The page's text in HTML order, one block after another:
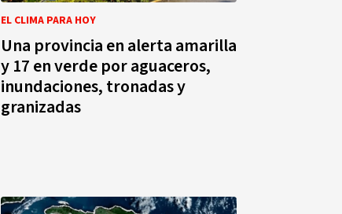
EL CLIMA PARA HOY
Una provincia en alerta amarilla
y 17 en verde por aguaceros,
inundaciones, tronadas y
granizadas